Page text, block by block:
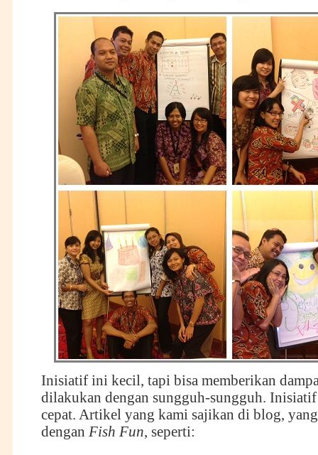
Inisiatif ini kecil, tapi bisa memberikan
dilakukan dengan sungguh-sungguh.
cepat. Artikel yang kami sajikan di blog,
dengan Fish Fun, seperti: